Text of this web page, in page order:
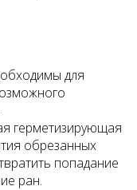
для
герметизирующая
обрезанных
попадание
ран.